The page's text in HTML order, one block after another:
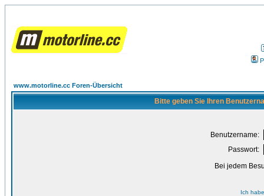
www.motorline.cc Foren-Übersicht
Bitte geben Sie Ihren
Benutzername:
Passwort:
Bei jedem
Ich